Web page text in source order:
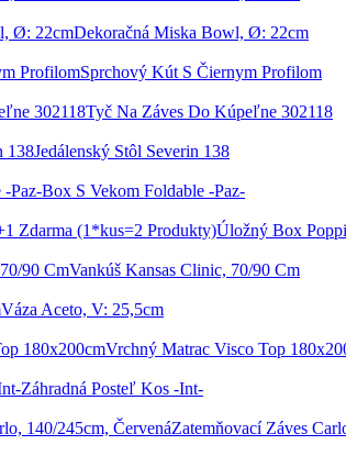
Dekoračná Miska Bowl, Ø: 22cm
Sprchový Kút S Čiernym Profilom
Tyč Na Záves Do Kúpeľne 302118
Jedálenský Stôl Severin 138
Box S Vekom Foldable -Paz-
Úložný Box
Vankúš Kansas Clinic, 70/90 Cm
Váza Aceto, V: 25,5cm
Vrchný Matrac Visco Top
Záhradná Posteľ Kos -Int-
Zatemňovací Záves